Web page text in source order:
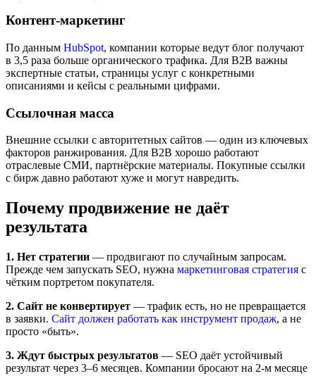
Контент-маркетинг
По данным HubSpot, компании которые ведут блог получают
в 3,5 раза больше органического трафика. Для B2B важны
экспертные статьи, страницы услуг с конкретными
описаниями и кейсы с реальными цифрами.
Ссылочная масса
Внешние ссылки с авторитетных сайтов — один из ключевых
факторов ранжирования. Для B2B хорошо работают
отраслевые СМИ, партнёрские материалы. Покупные ссылки
с бирж давно работают хуже и могут навредить.
Почему продвижение не даёт
результата
1. Нет стратегии — продвигают по случайным запросам.
Прежде чем запускать SEO, нужна маркетинговая стратегия с
чётким портретом покупателя.
2. Сайт не конвертирует — трафик есть, но не превращается
в заявки. Сайт должен работать как инструмент продаж, а не
просто «быть».
3. Ждут быстрых результатов — SEO даёт устойчивый
результат через 3–6 месяцев. Компании бросают на 2-м месяце